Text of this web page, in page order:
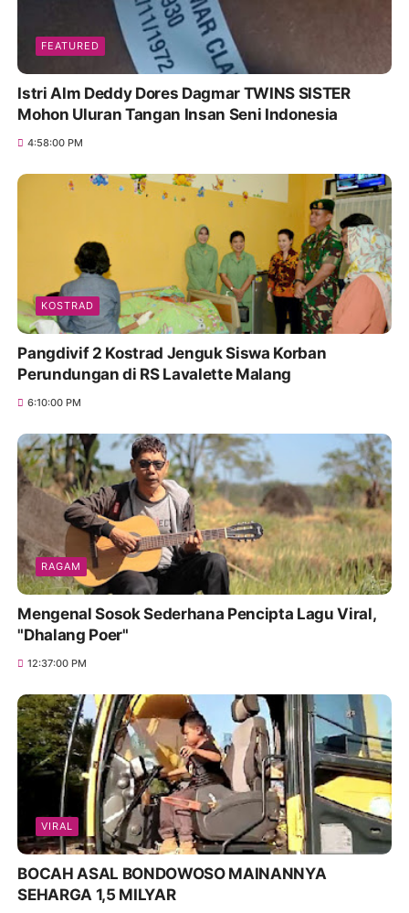
FEATURED
Istri Alm Deddy Dores Dagmar TWINS SISTER
Mohon Uluran Tangan Insan Seni Indonesia
4:58:00 PM
KOSTRAD
Pangdivif 2 Kostrad Jenguk Siswa Korban
Perundungan di RS Lavalette Malang
6:10:00 PM
RAGAM
Mengenal Sosok Sederhana Pencipta Lagu Viral,
"Dhalang Poer"
12:37:00 PM
VIRAL
BOCAH ASAL BONDOWOSO MAINANNYA
SEHARGA 1,5 MILYAR